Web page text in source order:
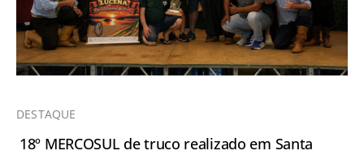
DESTAQUE
18º MERCOSUL de truco realizado em Santa